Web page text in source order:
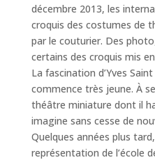
décembre 2013, les
croquis des costumes de
par le couturier. Des
certains des croquis mis
La fascination d’Yves
commence très jeune. À
théâtre miniature dont il
imagine sans cesse de
Quelques années plus
représentation de l’école